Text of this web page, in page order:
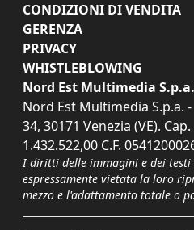
CONDIZIONI DI VENDITA
GERENZA
PRIVACY
WHISTLEBLOWING
Nord Est Multimedia S.p.a.
Nord Est Multimedia S.p.a.
34, 30171 Venezia (VE).
1.432.522,00 C.F.
I diritti delle immagini e dei testi
espressamente vietata la loro
mezzo e l'adattamento totale o